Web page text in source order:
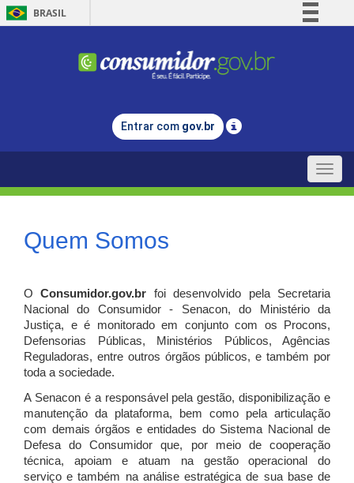
BRASIL
Comunica BR
Legislação
Entrar com gov.br
Toggle
Quem Somos
OConsumidor.gov.br
foi desenvolvido pela Secretaria
Nacional do Consumidor - Senacon, do Ministério da
Justiça, e é monitorado em conjunto com os Procons,
Defensorias Públicas, Ministérios Públicos, Agências
Reguladoras, entre outros órgãos públicos, e também por
toda a sociedade.
A Senacon é a responsável pela gestão, disponibilização e
manutenção da plataforma, bem como pela articulação
com demais órgãos e entidades do Sistema Nacional de
Defesa do Consumidor que, por meio de cooperação
técnica, apoiam e atuam na gestão operacional do
serviço e também na análise estratégica de sua base de